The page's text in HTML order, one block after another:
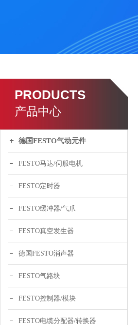
PRODUCTS
产品中心
德国FESTO气动元件
FESTO马达/伺服电机
FESTO定时器
FESTO缓冲器/气爪
FESTO真空发生器
德国FESTO消声器
FESTO气路块
FESTO控制器/模块
FESTO电缆分配器/转换器